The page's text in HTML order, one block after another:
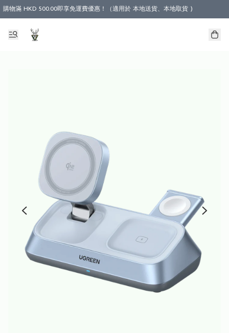
購物滿 HKD 500.00即享免運費優惠！（適用於 本地送貨、本地取貨 )